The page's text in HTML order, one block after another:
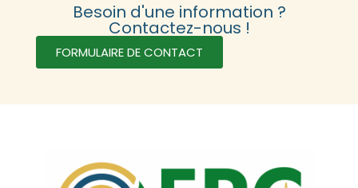
Besoin d'une information ?
Contactez-nous !
FORMULAIRE DE CONTACT